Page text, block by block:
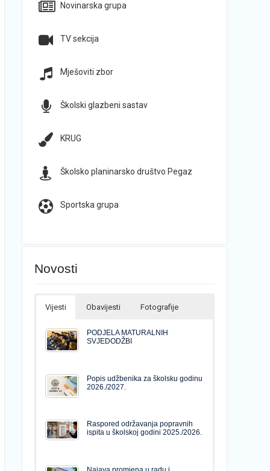
Novinarska grupa
TV sekcija
Mješoviti zbor
Školski glazbeni sastav
KRUG
Školsko planinarsko društvo Pegaz
Sportska grupa
Novosti
Vijesti Obavijesti Fotografije
PODJELA MATURALNIH
SVJEDODŽBI
Popis udžbenika za školsku godinu
2026./2027.
Raspored održavanja popravnih
ispita u školskoj godini 2025./2026.
Najava promjena u radu i